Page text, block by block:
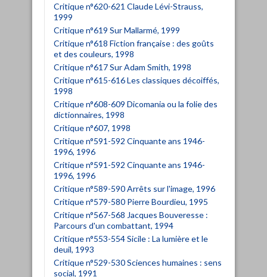
Critique n°620-621 Claude Lévi-Strauss,
1999
Critique n°619 Sur Mallarmé, 1999
Critique n°618 Fiction française : des goûts
et des couleurs, 1998
Critique n°617 Sur Adam Smith, 1998
Critique n°615-616 Les classiques décoiffés,
1998
Critique n°608-609 Dicomania ou la folie des
dictionnaires, 1998
Critique n°607, 1998
Critique n°591-592 Cinquante ans 1946-
1996, 1996
Critique n°591-592 Cinquante ans 1946-
1996, 1996
Critique n°589-590 Arrêts sur l'image, 1996
Critique n°579-580 Pierre Bourdieu, 1995
Critique n°567-568 Jacques Bouveresse :
Parcours d'un combattant, 1994
Critique n°553-554 Sicile : La lumière et le
deuil, 1993
Critique n°529-530 Sciences humaines : sens
social, 1991